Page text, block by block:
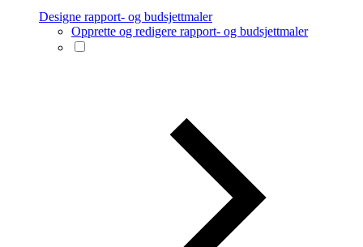
Designe rapport- og budsjettmaler
Opprette og redigere rapport- og budsjettmaler